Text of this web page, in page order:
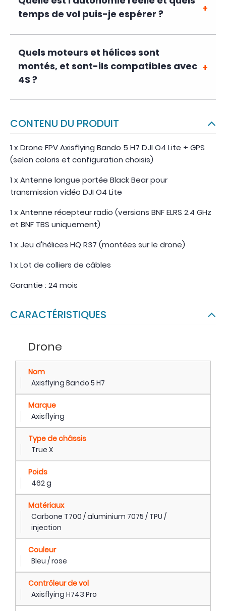
temps de vol puis-je espérer ?
Quels moteurs et hélices sont
montés, et sont-ils compatibles avec
4S ?
CONTENU DU PRODUIT
1 x Drone FPV Axisflying Bando 5 H7 DJI O4 Lite + GPS
(selon coloris et configuration choisis)
1 x Antenne longue portée Black Bear pour
transmission vidéo DJI O4 Lite
1 x Antenne récepteur radio (versions BNF ELRS 2.4 GHz
et BNF TBS uniquement)
1 x Jeu d'hélices HQ R37 (montées sur le drone)
1 x Lot de colliers de câbles
Garantie : 24 mois
CARACTÉRISTIQUES
Drone
Nom
Axisflying Bando 5 H7
Marque
Axisflying
Type de châssis
True X
Poids
462 g
Matériaux
Carbone T700 / aluminium 7075 / TPU /
injection
Couleur
Bleu / rose
Contrôleur de vol
Axisflying H743 Pro